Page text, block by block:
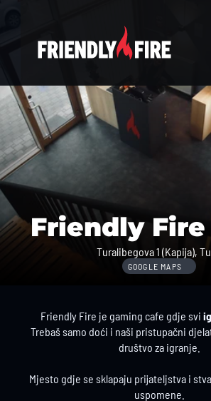
Friendly Fire
Turalibegova 1 (Kapija),
GOOGLE MAPS
Friendly Fire je gaming cafe gdje svi
Trebaš samo doći i naši pristupačni
društvo za igranje.
Mjesto gdje se sklapaju prijateljstva i
uspomene.